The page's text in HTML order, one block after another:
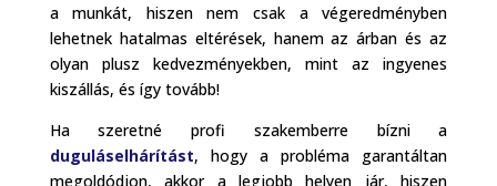
a munkát, hiszen nem csak a végeredményben
lehetnek hatalmas eltérések, hanem az árban és az
olyan plusz kedvezményekben, mint az ingyenes
kiszállás, és így tovább!
Ha szeretné profi szakemberre bízni a
duguláselhárítást, hogy a probléma garantáltan
megoldódjon, akkor a legjobb helyen jár, hiszen